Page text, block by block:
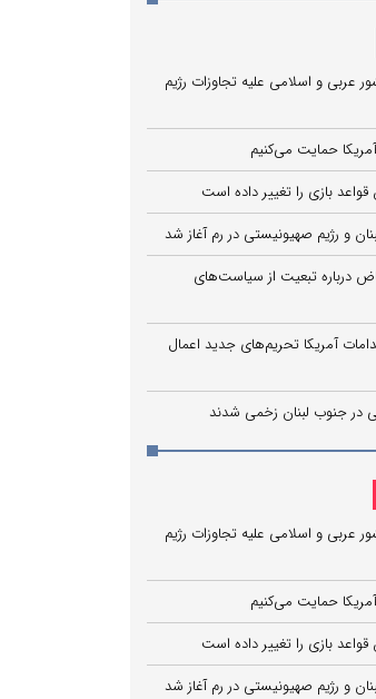
مشترک ۸ کشور عربی و اسلامی علیه تجاوزات رژیم
حمایت می‌کنیم
بازی را تغییر داده است
و رژیم صهیونیستی در رم آغاز شد
درباره تبعیت از سیاست‌های
آمریکا تحریم‌های جدید اعمال
در جنوب لبنان زخمی شدند
مشترک ۸ کشور عربی و اسلامی علیه تجاوزات رژیم
حمایت می‌کنیم
بازی را تغییر داده است
و رژیم صهیونیستی در رم آغاز شد